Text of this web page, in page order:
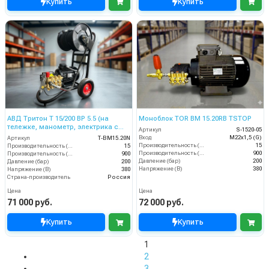
АВД Тритон Т 15/200 BР 5.5 (на
тележке, манометр, электрика с
теплозащитой)
Артикул
Т-BM15.20N
Производительность (л/мин)
15
Производительность (л/ч)
900
Давление (бар)
200
Напряжение (В)
380
Страна-производитель
Россия
Цена
71 000 руб.
Купить
Моноблок TOR BM 15.20RB TSTOP
Артикул
S-1520-05
Вход
M22х1,5 (G)
Производительность (л/мин)
15
Производительность (л/ч)
900
Давление (бар)
200
Напряжение (В)
380
Цена
72 000 руб.
Купить
1
2